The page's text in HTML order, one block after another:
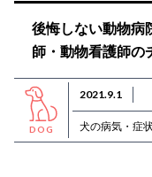
後悔しない動物病
師・動物看護師の
DOG
2021.9.1
犬の病気・症